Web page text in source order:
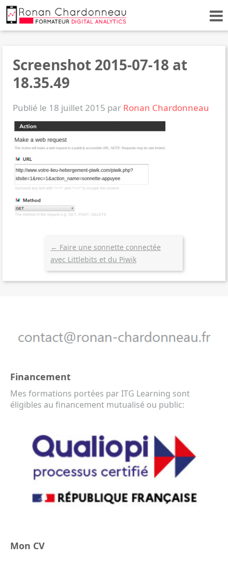
Screenshot 2015-07-18 at
18.35.49
Publié le 18 juillet 2015 par Ronan Chardonneau
← Faire une sonnette connectée
avec Littlebits et du Piwik
Financement
Mes formations portées par ITG Learning sont
éligibles au financement mutualisé ou public:
Mon CV